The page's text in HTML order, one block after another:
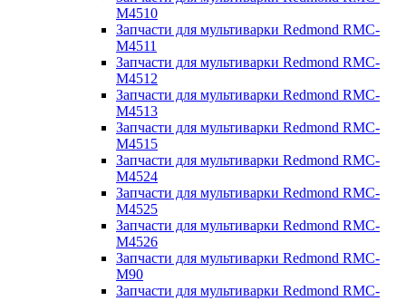
M4510
Запчасти для мультиварки Redmond RMC-
M4511
Запчасти для мультиварки Redmond RMC-
M4512
Запчасти для мультиварки Redmond RMC-
M4513
Запчасти для мультиварки Redmond RMC-
M4515
Запчасти для мультиварки Redmond RMC-
M4524
Запчасти для мультиварки Redmond RMC-
M4525
Запчасти для мультиварки Redmond RMC-
M4526
Запчасти для мультиварки Redmond RMC-
M90
Запчасти для мультиварки Redmond RMC-